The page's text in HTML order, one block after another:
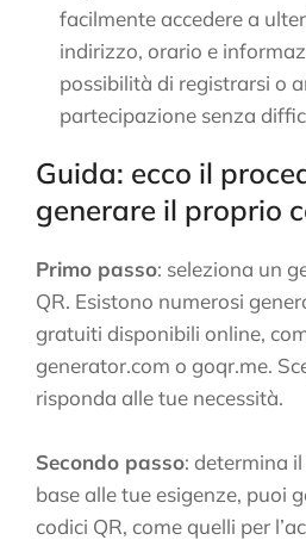
facilmente accedere a
indirizzo, orario e
possibilità di registrarsi o
partecipazione senza
Guida: ecco il
generare il proprio
Primo passo: seleziona un
QR. Esistono numerosi
gratuiti disponibili online,
generator.com o goqr.me.
risponda alle tue necessità.
Secondo passo: determina
base alle tue esigenze, puoi
codici QR, come quelli per